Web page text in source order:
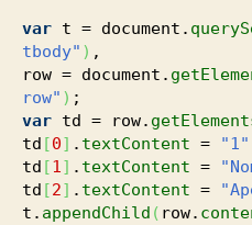
var t = document.
tbody" ) ,
row = document.
row" ) ;
var td = row.
td [0] . textContent = "1"
td [1 ] . textContent =
td [2] . textContent =
t. appendChild ( row.